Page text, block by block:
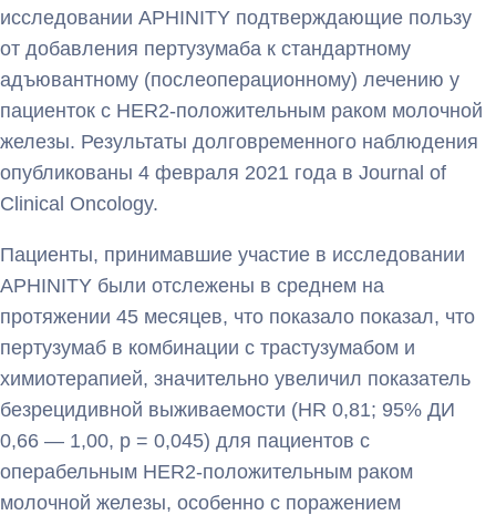
исследовании APHINITY подтверждающие пользу
от добавления пертузумаба к стандартному
адъювантному (послеоперационному) лечению у
пациенток с HER2-положительным раком молочной
железы. Результаты долговременного наблюдения
опубликованы 4 февраля 2021 года в Journal of
Clinical Oncology.
Пациенты, принимавшие участие в исследовании
APHINITY были отслежены в среднем на
протяжении 45 месяцев, что показало показал, что
пертузумаб в комбинации с трастузумабом и
химиотерапией, значительно увеличил показатель
безрецидивной выживаемости (HR 0,81; 95% ДИ
0,66 — 1,00, p = 0,045) для пациентов с
операбельным HER2-положительным раком
молочной железы, особенно с поражением